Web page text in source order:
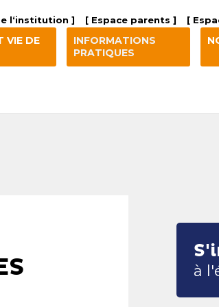
l‘institution ] [ Espace parents ] [
VIE DE
INFORMATIONS
PRATIQUES
à